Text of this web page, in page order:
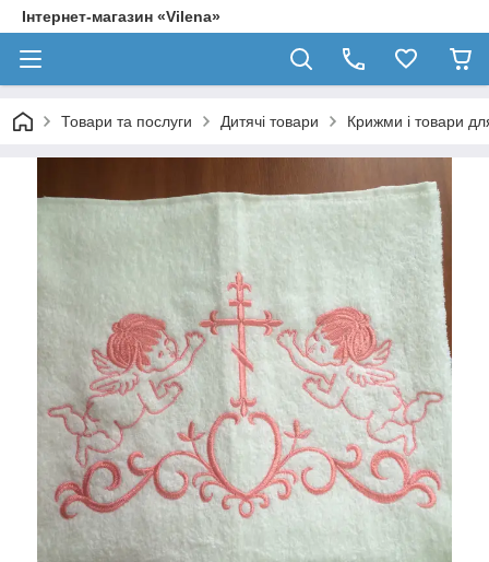
Інтернет-магазин «Vilena»
Товари та послуги Дитячі товари Крижми і товари